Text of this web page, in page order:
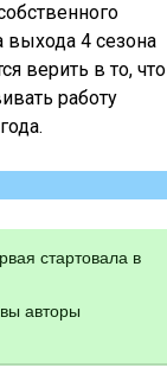
выхода 4 сезона
верить в то, что
работу
стартовала в
авторы